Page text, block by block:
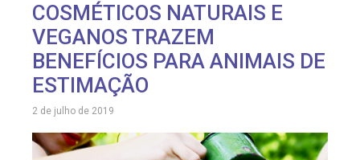
COSMÉTICOS NATURAIS E
VEGANOS TRAZEM
BENEFÍCIOS PARA ANIMAIS DE
ESTIMAÇÃO
2 de julho de 2019